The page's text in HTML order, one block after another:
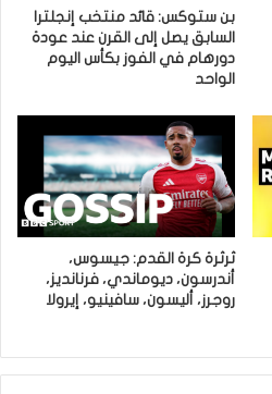
بن ستوكس: قائد منتخب إنجلترا
السابق يصل إلى القرن عند عودة
دورهام في الفوز بكأس اليوم
الواحد
ثرثرة كرة القدم: جيسوس،
أندرسون، ديوماندي، فرنانديز،
روجرز، أليسون، سافينيو، إيرولا